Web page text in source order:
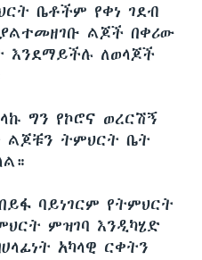
ቤቶችም የቀነ ገደብ
ልጆች በቀሪው
ለወላጆች
ግን የኮሮና ወረርሽኝ
ልጆቹን ትምህርት ቤት
ባይነገርም የትምህርት
ምዝገባ እንዲካሄድ
አካላዊ ርቀትን